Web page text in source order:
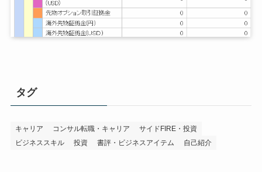
タグ
キャリア コンサル転職・キャリア
サイドFIRE・投資
ビジネススキル
投資 書評・ビジネスアイテム 自己紹介